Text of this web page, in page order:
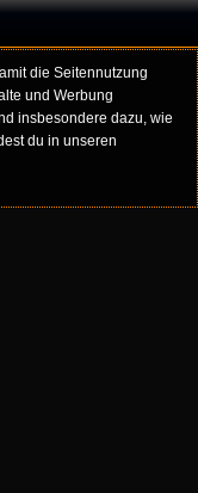
die Seitennutzung
und Werbung
insbesondere dazu, wie
du in unseren